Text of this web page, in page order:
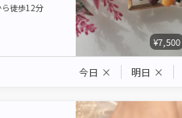
ら徒歩12分
¥7,500
今日 × 明日 ×